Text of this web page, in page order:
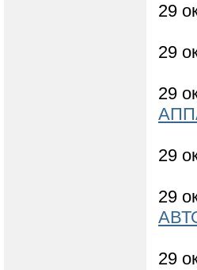
29
29
29
29
29
29